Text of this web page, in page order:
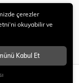
çerezler
okuyabilir ve
Kabul Et